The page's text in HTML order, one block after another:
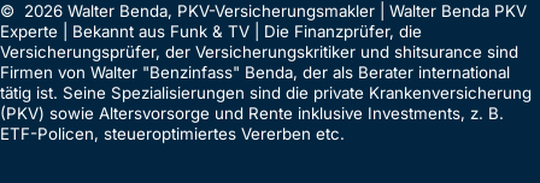
© 2026 Walter Benda, PKV-Versicherungsmakler | Walter Benda PKV
Experte | Bekannt aus Funk & TV | Die Finanzprüfer, die
Versicherungsprüfer, der Versicherungskritiker und shitsurance sind
Firmen von Walter "Benzinfass" Benda, der als Berater international
tätig ist. Seine Spezialisierungen sind die private Krankenversicherung
(PKV) sowie Altersvorsorge und Rente inklusive Investments, z. B.
ETF-Policen, steueroptimiertes Vererben etc.